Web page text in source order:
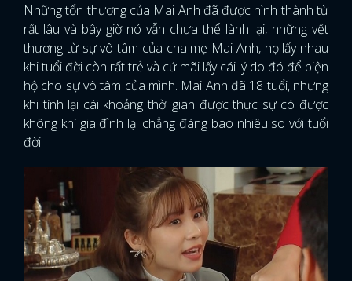
Những tổn thương của Mai Anh đã được hình thành từ
rất lâu và bây giờ nó vẫn chưa thể lành lại, những vết
thương từ sự vô tâm của cha mẹ Mai Anh, họ lấy nhau
khi tuổi đời còn rất trẻ và cứ mãi lấy cái lý do đó để biện
hộ cho sự vô tâm của mình. Mai Anh đã 18 tuổi, nhưng
khi tính lại cái khoảng thời gian được thực sự có được
không khí gia đình lại chẳng đáng bao nhiêu so với tuổi
đời.